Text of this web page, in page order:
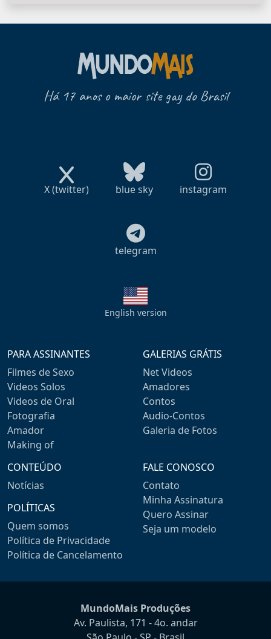
Há 17 anos o maior site gay do Brasil
X (twitter) blue sky instagram
telegram
English version
PARA ASSINANTES
Filmes de Sexo
Videos Solos
Videos de Oral
Fotografia
Amador
Making of
GALERIAS GRÁTIS
Net Videos
Amadores
Contos
Audio-Contos
Galeria de Fotos
CONTEÚDO
Notícias
POLÍTICAS
Quem somos
Política de Privacidade
Política de Cancelamento
FALE CONOSCO
Contato
Minha Assinatura
Quero Assinar
Seja um modelo
MundoMais Produções
Av. Paulista, 171 - 4o. andar